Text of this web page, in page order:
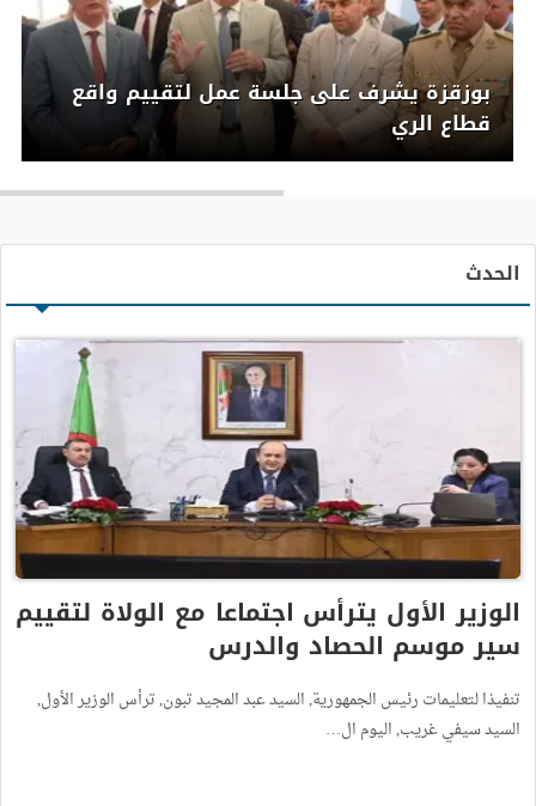
بوزقزة يشرف على جلسة عمل لتقييم واقع
قطاع الري
الحدث
الوزير الأول يترأس اجتماعا مع الولاة لتقييم
سير موسم الحصاد والدرس
تنفيذا لتعليمات رئيس الجمهورية, السيد عبد المجيد تبون, ترأس الوزير الأول,
السيد سيفي غريب, اليوم ال…